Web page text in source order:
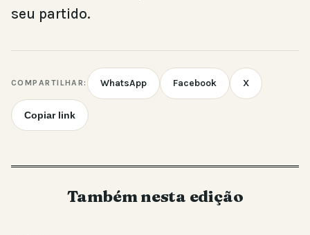
seu partido.
COMPARTILHAR: WhatsApp Facebook X
Copiar link
Também nesta edição